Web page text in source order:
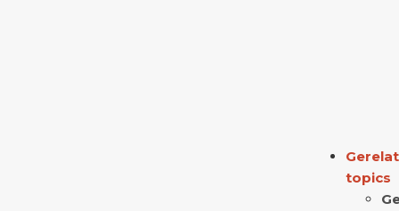
topics